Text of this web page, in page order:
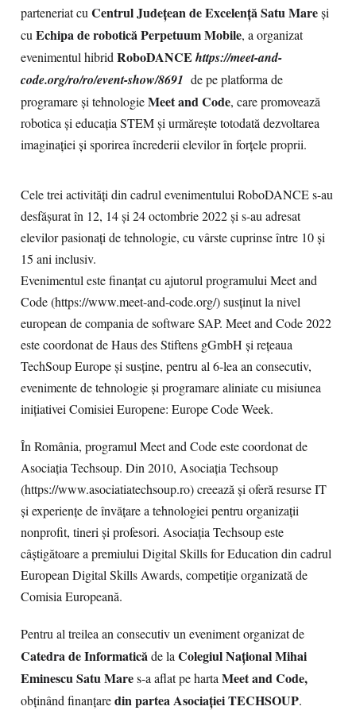
parteneriat cuCentrul Județean de Excelență Satu Mareși
cuEchipa de roboticăPerpetuum Mobile, a organizat
evenimentul hibridRoboDANCE https://meet-and-
code.org/ro/ro/event-show/8691 de pe platforma de
programare și tehnologieMeet and Code, care promovează
robotica și educația STEM și urmărește totodată dezvoltarea
imaginației și sporirea încrederii elevilor în forțele proprii.
Cele trei activități din cadrul evenimentului RoboDANCE s-au
desfășurat în 12, 14 și 24 octombrie 2022 și s-au adresat
elevilor pasionați de tehnologie, cu vârste cuprinse între 10 și
15 ani inclusiv.
Evenimentul este finanțat cu ajutorul programului Meet and
Code (https://www.meet-and-code.org/) susținut la nivel
european de compania de software SAP. Meet and Code 2022
este coordonat de Haus des Stiftens gGmbH și rețeaua
TechSoup Europe și susține, pentru al 6-lea an consecutiv,
evenimente de tehnologie și programare aliniate cu misiunea
inițiativei Comisiei Europene: Europe Code Week.
În România, programul Meet and Code este coordonat de
Asociația Techsoup. Din 2010, Asociația Techsoup
(https://www.asociatiatechsoup.ro) creează și oferă resurse IT
și experiențe de învățare a tehnologiei pentru organizații
nonprofit, tineri și profesori. Asociația Techsoup este
câștigătoare a premiului Digital Skills for Education din cadrul
European Digital Skills Awards, competiție organizată de
Comisia Europeană.
Pentru al treilea an consecutiv un eveniment organizat de
Catedra de Informaticăde laColegiul Național Mihai
Eminescu Satu Mares-a aflat pe hartaMeet and Code,
obținând finanțaredin parteaAsociației TECHSOUP.